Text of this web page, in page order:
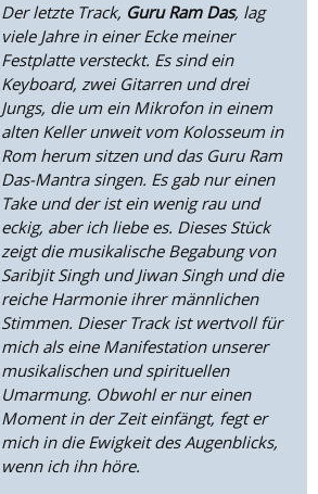
Der letzte Track, Guru Ram Das, lag
viele Jahre in einer Ecke meiner
Festplatte versteckt. Es sind ein
Keyboard, zwei Gitarren und drei
Jungs, die um ein Mikrofon in einem
alten Keller unweit vom Kolosseum in
Rom herum sitzen und das Guru Ram
Das-Mantra singen. Es gab nur einen
Take und der ist ein wenig rau und
eckig, aber ich liebe es. Dieses Stück
zeigt die musikalische Begabung von
Saribjit Singh und Jiwan Singh und die
reiche Harmonie ihrer männlichen
Stimmen. Dieser Track ist wertvoll für
mich als eine Manifestation unserer
musikalischen und spirituellen
Umarmung. Obwohl er nur einen
Moment in der Zeit einfängt, fegt er
mich in die Ewigkeit des Augenblicks,
wenn ich ihn höre.